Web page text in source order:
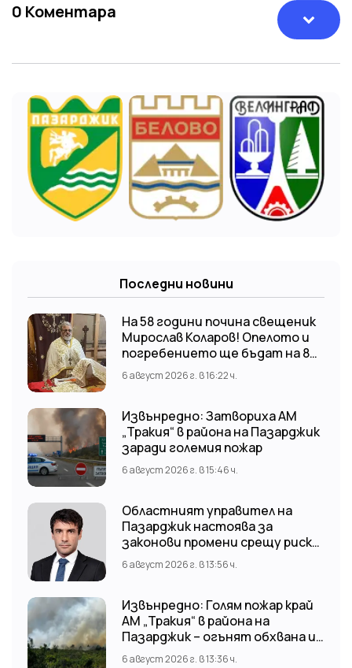
0 Коментара
Последни новини
На 58 години почина свещеник
Мирослав Коларов! Опелото и
погребението ще бъдат на 8
август (събота) от 11:00 часа в
храм “Св. Св. Козма и Дамян”, гр.
6 август 2026 г. в 16:22 ч.
Извънредно: Затвориха АМ
„Тракия“ в района на Пазарджик
заради големия пожар
6 август 2026 г. в 15:46 ч.
Областният управител на
Пазарджик настоява за
законови промени срещу риска
от наводнения
6 август 2026 г. в 13:56 ч.
Извънредно: Голям пожар край
АМ „Тракия“ в района на
Пазарджик – огънят обхвана и
лозови масиви
6 август 2026 г. в 13:36 ч.